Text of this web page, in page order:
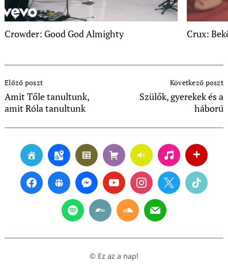
Crowder: Good God Almighty Crux:
Navigation
Előző poszt
Amit Tőle tanultunk,
amit Róla tanultunk
Következő poszt
Szülők, gyerekek és a
háború
© Ez az a nap!